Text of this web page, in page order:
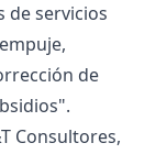
de servicios
de
Consultores,